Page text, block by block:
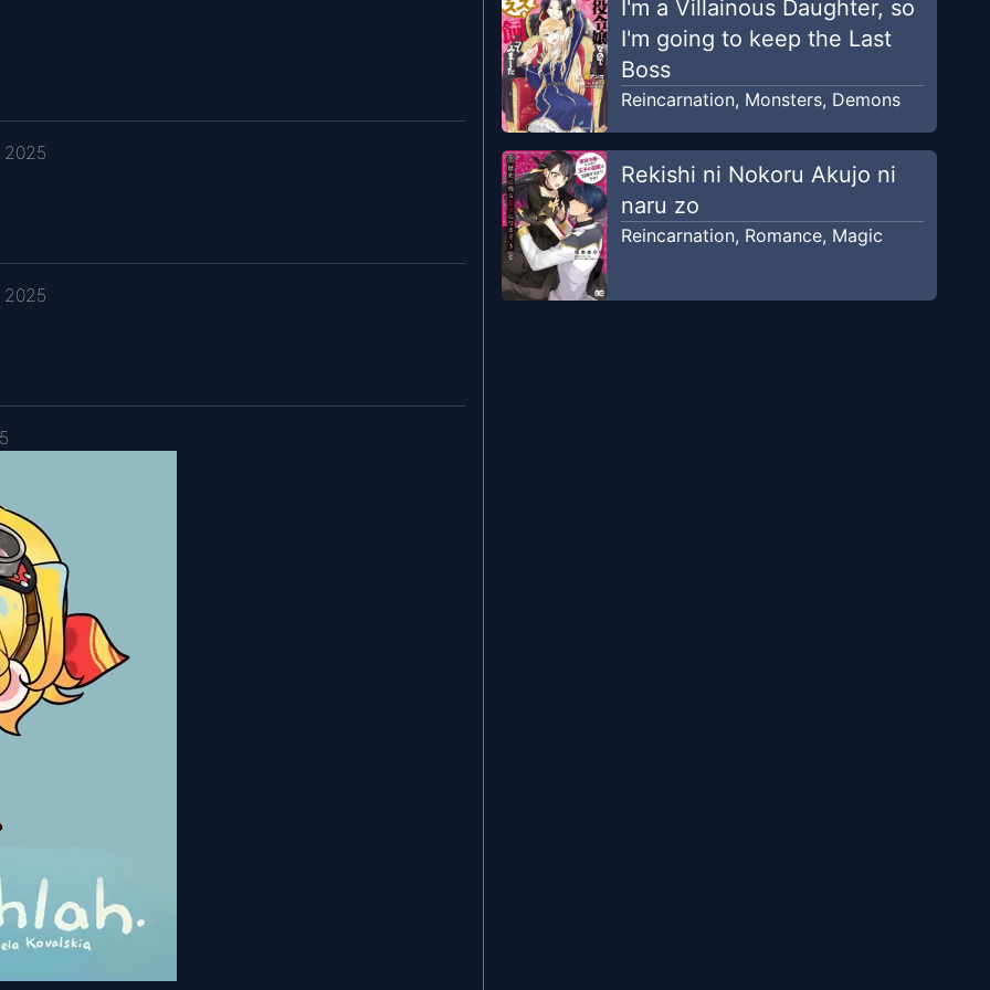
Aug 18, 2025
2025
2025
I'm a Villainous Daughter, so
I'm going to keep the Last
Boss
Reincarnation, Monsters, Demons
Rekishi ni Nokoru Akujo ni
naru zo
Reincarnation, Romance, Magic